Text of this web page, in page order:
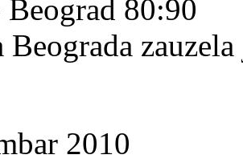
80:90
Beograda
2010